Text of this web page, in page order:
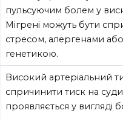
пульсуючим болем у
Мігрені можуть бути
стресом, алергенами або
генетикою.
Високий артеріальний
спричинити тиск на
проявляється у вигляді